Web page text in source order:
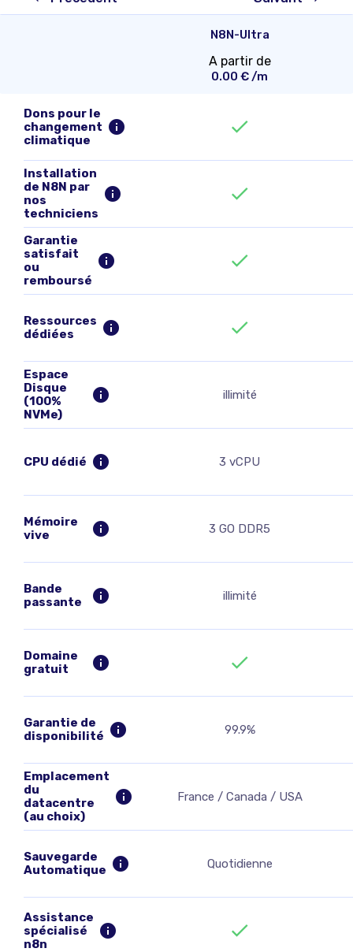
Dons pour le
changement
climatique
Installation
de N8N par
nos
techniciens
Garantie
satisfait
ou
remboursé
Ressources
dédiées
Espace
Disque
(100%
NVMe)
CPU dédié
Mémoire
vive
Bande
passante
Domaine
gratuit
Garantie de
disponibilité
Emplacement
du
datacentre
(au choix)
Sauvegarde
Automatique
Assistance
spécialisé
n8n
N8N-Ultra
A partir de
0.00 € /m
illimité
3 vCPU
3 GO DDR5
illimité
99.9%
France / Canada / USA
Quotidienne